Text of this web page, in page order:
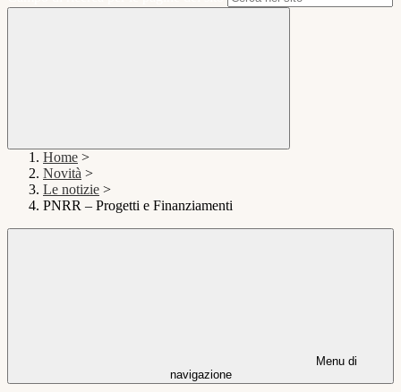
Home >
Novità >
Le notizie >
PNRR – Progetti e Finanziamenti
Menu di
navigazione